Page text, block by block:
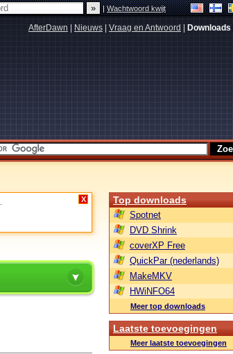
|Wachtwoord kwijt
AfterDawn Nieuws Vraag en Antwoord Downloads
X Top downloads
Spotnet
DVD Shrink
coverXP Free
QuickPar (nederlands)
MakeMKV
HWiNFO64
Meer top downloads
Laatste toevoegingen
Meer laatste toevoegingen